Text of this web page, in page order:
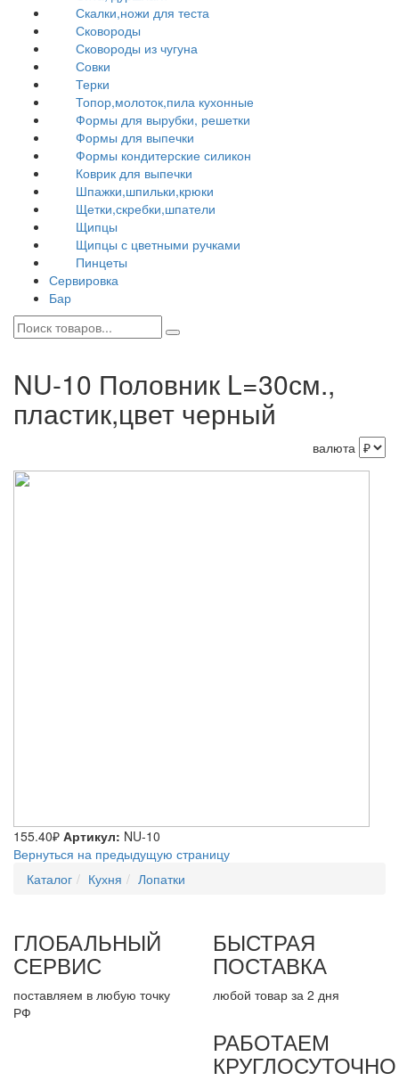
Скалки,ножи для теста
Сковороды
Сковороды из чугуна
Совки
Терки
Топор,молоток,пила кухонные
Формы для вырубки, решетки
Формы для выпечки
Формы кондитерские силикон
Коврик для выпечки
Шпажки,шпильки,крюки
Щетки,скребки,шпатели
Щипцы
Щипцы с цветными ручками
Пинцеты
Сервировка
Бар
NU-10 Половник L=30см.,
пластик,цвет черный
валюта
155.40₽ Артикул: NU-10
Вернуться на предыдущую страницу
Каталог
Кухня Лопатки
ГЛОБАЛЬНЫЙ
СЕРВИС
поставляем в любую точку
РФ
БЫСТРАЯ
ПОСТАВКА
любой товар за 2 дня
РАБОТАЕМ
КРУГЛОСУТОЧНО